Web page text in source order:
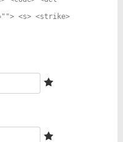
<s> <strike>